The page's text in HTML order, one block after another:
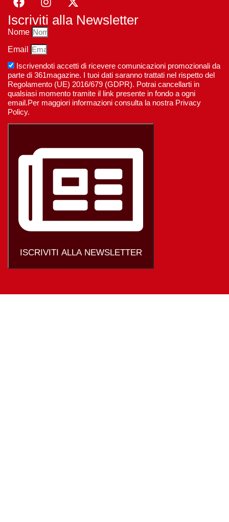
Iscriviti alla Newsletter
Nome
Email
Iscrivendoti accetti di ricevere comunicazioni promozionali da
parte di 361magazine. I tuoi dati saranno trattati nel rispetto del
Regolamento (UE) 2016/679 (GDPR). Potrai cancellarti in
qualsiasi momento tramite il link presente in fondo a ogni
email.Per maggiori informazioni consulta la nostra Privacy
Policy.
ISCRIVITI ALLA NEWSLETTER